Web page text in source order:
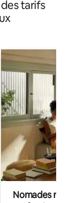
tarifs
Nomades